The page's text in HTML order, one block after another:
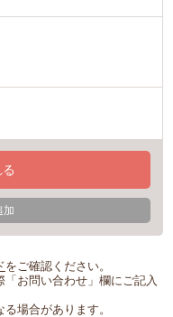
加
をご確認ください。
お問い合わせ」欄にご記入
場合があります。